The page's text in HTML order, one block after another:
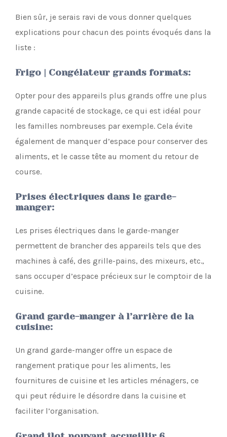
Bien sûr, je serais ravi de vous donner quelques
explications pour chacun des points évoqués dans la
liste :
Frigo | Congélateur grands formats:
Opter pour des appareils plus grands offre une plus
grande capacité de stockage, ce qui est idéal pour
les familles nombreuses par exemple. Cela évite
également de manquer d’espace pour conserver des
aliments, et le casse tête au moment du retour de
course.
Prises électriques dans le garde-
manger:
Les prises électriques dans le garde-manger
permettent de brancher des appareils tels que des
machines à café, des grille-pains, des mixeurs, etc.,
sans occuper d’espace précieux sur le comptoir de la
cuisine.
Grand garde-manger à l’arrière de la
cuisine:
Un grand garde-manger offre un espace de
rangement pratique pour les aliments, les
fournitures de cuisine et les articles ménagers, ce
qui peut réduire le désordre dans la cuisine et
faciliter l’organisation.